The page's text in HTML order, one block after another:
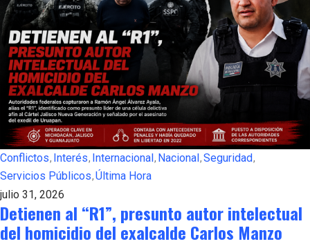
Conflictos Interés Internacional Nacional Seguridad
Servicios Públicos Última Hora
julio 31, 2026
Detienen al “R1”, presunto autor intelectual
del homicidio del exalcalde Carlos Manzo